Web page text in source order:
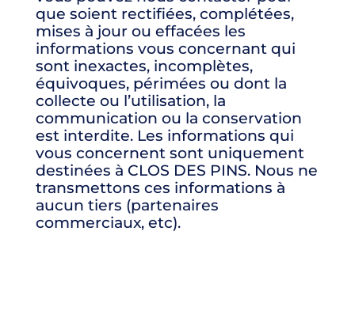
que soient rectifiées, complétées,
mises à jour ou effacées les
informations vous concernant qui
sont inexactes, incomplètes,
équivoques, périmées ou dont la
collecte ou l’utilisation, la
communication ou la conservation
est interdite. Les informations qui
vous concernent sont uniquement
destinées à CLOS DES PINS. Nous ne
transmettons ces informations à
aucun tiers (partenaires
commerciaux, etc).